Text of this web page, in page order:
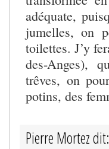
adéquate,
jumelles, on
toilettes. J’y
des-Anges),
trêves, on
potins, des
Pierre Mortez dit: